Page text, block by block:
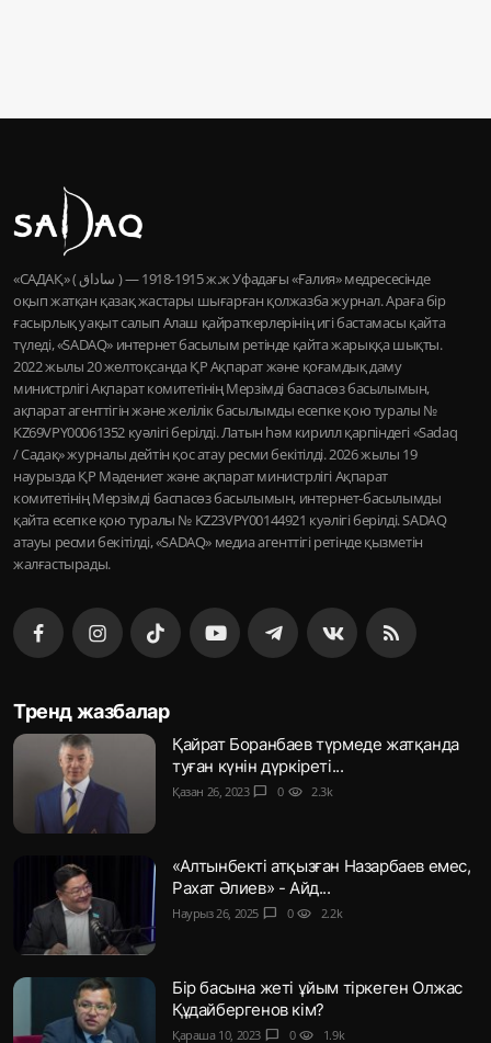
«САДАҚ» ( ساداق ) — 1915-1918 ж.ж Уфадағы «Ғалия» медресесінде
оқып жатқан қазақ жастары шығарған қолжазба журнал. Араға бір
ғасырлық уақыт салып Алаш қайраткерлерінің игі бастамасы қайта
түледі, «SADAQ» интернет басылым ретінде қайта жарыққа шықты.
2022 жылы 20 желтоқсанда ҚР Ақпарат және қоғамдық даму
министрлігі Ақпарат комитетінің Мерзімді баспасөз басылымын,
ақпарат агенттігін және желілік басылымды есепке қою туралы №
KZ69VPY00061352 куәлігі берілді. Латын һәм кирилл қарпіндегі «Sadaq
/ Садақ» журналы дейтін қос атау ресми бекітілді. 2026 жылы 19
наурызда ҚР Мәдениет және ақпарат министрлігі Ақпарат
комитетінің Мерзімді баспасөз басылымын, интернет-басылымды
қайта есепке қою туралы № KZ23VPY00144921 куәлігі берілді. SADAQ
атауы ресми бекітілді, «SADAQ» медиа агенттігі ретінде қызметін
жалғастырады.
Тренд жазбалар
Қайрат Боранбаев түрмеде жатқанда
туған күнін дүркіреті...
Қазан 26, 2023 chat_bubble 0 visibility 2.3k
«Алтынбекті атқызған Назарбаев емес,
Рахат Әлиев» - Айд...
Наурыз 26, 2025 chat_bubble 0 visibility 2.2k
Бір басына жеті ұйым тіркеген Олжас
Құдайбергенов кім?
Қараша 10, 2023 chat_bubble 0 visibility 1.9k